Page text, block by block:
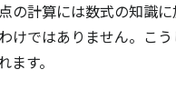
の計算には数式の知識
けではありません。こ
ます。